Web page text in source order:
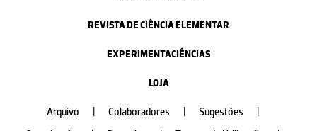
REVISTA DE CIÊNCIA ELEMENTAR
EXPERIMENTACIÊNCIAS
LOJA
Arquivo Colaboradores Sugestões